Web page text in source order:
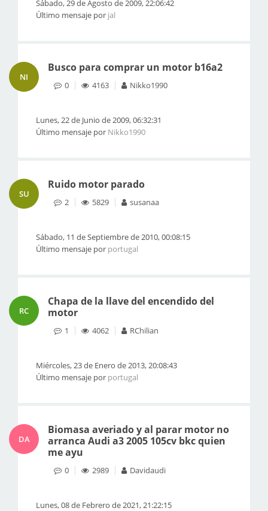
Sábado, 29 de Agosto de 2009, 22:06:42
Último mensaje por jal
NI
Busco para comprar un motor b16a2
0 4163 Nikko1990
Lunes, 22 de Junio de 2009, 06:32:31
Último mensaje por Nikko1990
SU
Ruido motor parado
2 5829 susanaa
Sábado, 11 de Septiembre de 2010, 00:08:15
Último mensaje por portugal
RC
Chapa de la llave del encendido del
motor
1 4062 RChilian
Miércoles, 23 de Enero de 2013, 20:08:43
Último mensaje por portugal
DA
Biomasa averiado y al parar motor no
arranca Audi a3 2005 105cv bkc quien
me ayu
0 2989 Davidaudi
Lunes, 08 de Febrero de 2021, 21:22:15